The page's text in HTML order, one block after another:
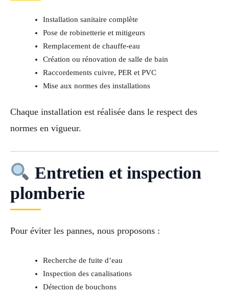
Installation sanitaire complète
Pose de robinetterie et mitigeurs
Remplacement de chauffe-eau
Création ou rénovation de salle de bain
Raccordements cuivre, PER et PVC
Mise aux normes des installations
Chaque installation est réalisée dans le respect des
normes en vigueur.
Entretien et inspection
plomberie
Pour éviter les pannes, nous proposons :
Recherche de fuite d’eau
Inspection des canalisations
Détection de bouchons